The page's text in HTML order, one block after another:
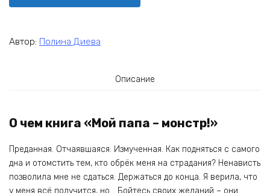
Автор: Полина Диева
Описание
О чем книга «Мой папа – монстр!»
Преданная. Отчаявшаяся. Измученная. Как подняться с самого
дна и отомстить тем, кто обрёк меня на страдания? Ненависть
позволила мне не сдаться. Держаться до конца. Я верила, что